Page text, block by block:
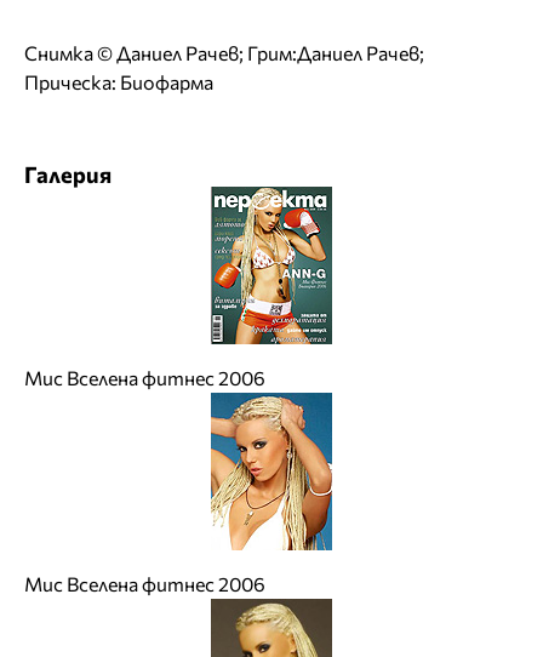
Снимка © Даниел Рачев; Грим:Даниел Рачев;
Прическа: Биофарма
Галерия
Мис Вселена фитнес 2006
Мис Вселена фитнес 2006